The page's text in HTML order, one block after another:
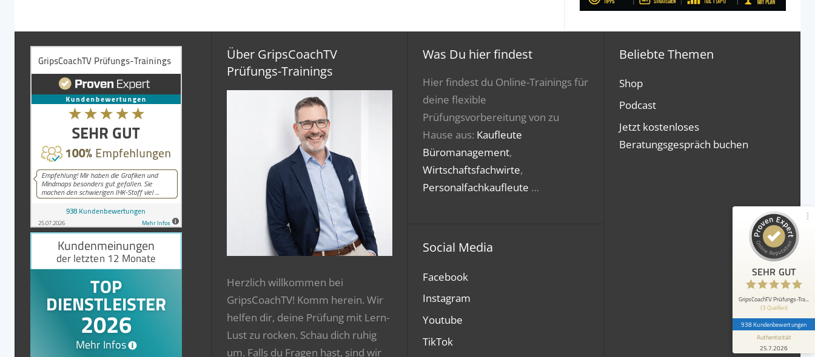
Über GripsCoachTV
Prüfungs-Trainings
Herzlich willkommen bei
GripsCoachTV! Komm herein. Wir
helfen dir, deine Prüfung mit Lern-
Lust zu rocken. Schau dich ruhig
um. Falls du Fragen hast, sind wir
Was Du hier findest
Hier findest du Online-Trainings für
deine flexible
Prüfungsvorbereitung von zu
Hause aus: Kaufleute
Büromanagement,
Wirtschaftsfachwirte,
Personalfachkaufleute …
Social Media
Facebook
Instagram
Youtube
TikTok
Beliebte Themen
Shop
Podcast
Jetzt kostenloses
Beratungsgespräch buchen
SEHR GUT
GripsCoachTV Prüfungs-Tra...
(3 Quellen)
938 Kundenbewertungen
Authentizität
25.7.2026
SEHR GUT
377
Bewertungen auf
ProvenExpert.com
Blick aufs ProvenExpert-Profil werfen
Anonym
5
Mir haben die Grafiken und Mindmaps
besonders gut gefallen. Sie machen den
schwierigen IHK-Stoff viel anscha...